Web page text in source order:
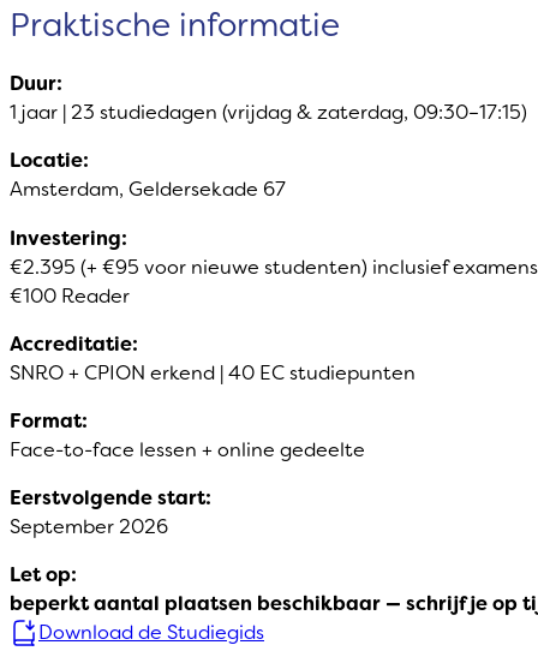
Praktische informatie
Duur:
1 jaar | 23 studiedagen (vrijdag & zaterdag, 09:30–17:15)
Locatie:
Amsterdam, Geldersekade 67
Investering:
€2.395 (+ €95 voor nieuwe studenten) inclusief
€100 Reader
Accreditatie:
SNRO + CPION erkend | 40 EC studiepunten
Format:
Face-to-face lessen + online gedeelte
Eerstvolgende start:
September 2026
Let op:
beperkt aantal plaatsen beschikbaar — schrijf je op
Download de Studiegids